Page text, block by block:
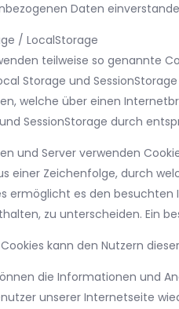
Daten
/ LocalStorage
teilweise so genannte
Storage und
welche über einen
SessionStorage durch
und Server verwenden
einer Zeichenfolge, durch
ermöglicht es den
zu unterscheiden. Ein
kann den Nutzern
die Informationen und
unserer Internetseite